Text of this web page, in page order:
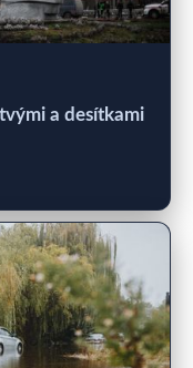
a desítkami